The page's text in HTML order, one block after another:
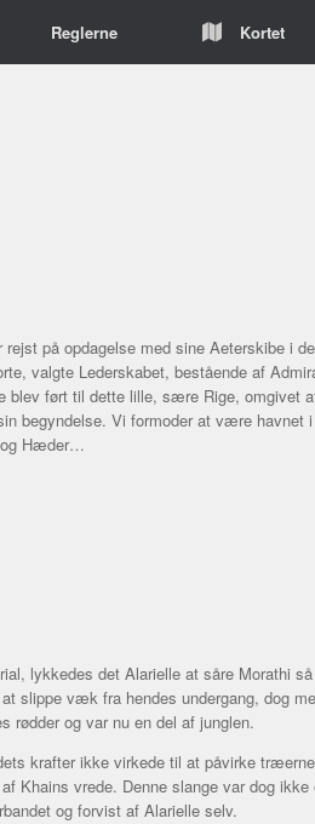
Reglerne Kortet
på opdagelse med sine Aeterskibe i
valgte Lederskabet, bestående af
blev ført til dette lille, sære Rige, omgivet
begyndelse. Vi formoder at være havnet
og Hæder…
lykkedes det Alarielle at såre Morathi
slippe væk fra hendes undergang, dog
rødder og var nu en del af junglen.
krafter ikke virkede til at påvirke
Khains vrede. Denne slange var dog ikke
og forvist af Alarielle selv.